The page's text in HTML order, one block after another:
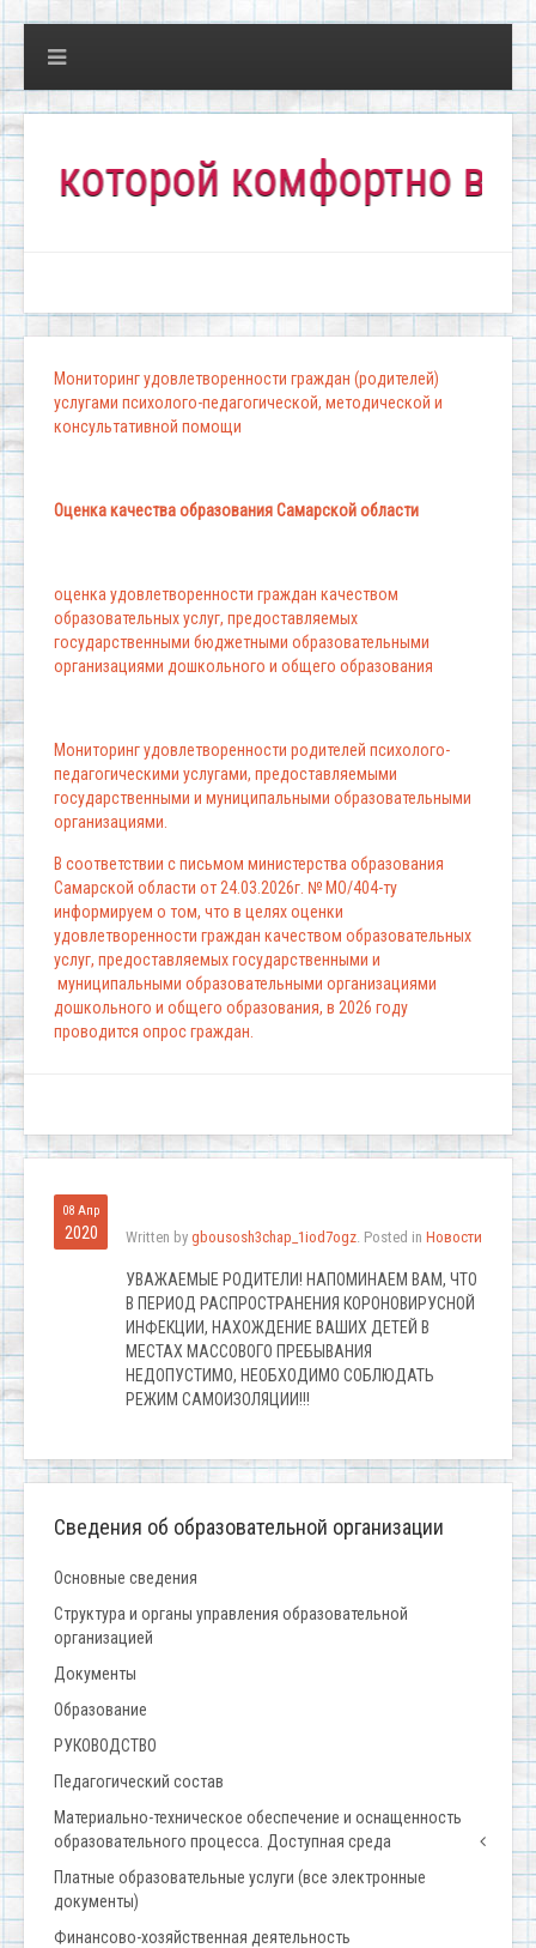
комфортно всем!"
Мониторинг удовлетворенности граждан (родителей)
услугами психолого-педагогической, методической и
консультативной помощи
Оценка качества образования Самарской области
оценка удовлетворенности граждан качеством
образовательных услуг, предоставляемых
государственными бюджетными образовательными
организациями дошкольного и общего образования
Мониторинг удовлетворенности родителей психолого-
педагогическими услугами, предоставляемыми
государственными и муниципальными образовательными
организациями.
В соответствии с письмом министерства образования
Самарской области от 24.03.2026г. № МО/404-ту
информируем о том, что в целях оценки
удовлетворенности граждан качеством образовательных
услуг, предоставляемых государственными и
муниципальными образовательными организациями
дошкольного и общего образования, в 2026 году
проводится опрос граждан.
08 Апр
2020 Written by gbousosh3chap_1iod7ogz. Posted in Новости
УВАЖАЕМЫЕ РОДИТЕЛИ! НАПОМИНАЕМ ВАМ, ЧТО
В ПЕРИОД РАСПРОСТРАНЕНИЯ КОРОНОВИРУСНОЙ
ИНФЕКЦИИ, НАХОЖДЕНИЕ ВАШИХ ДЕТЕЙ В
МЕСТАХ МАССОВОГО ПРЕБЫВАНИЯ
НЕДОПУСТИМО, НЕОБХОДИМО СОБЛЮДАТЬ
РЕЖИМ САМОИЗОЛЯЦИИ!!!
Сведения об образовательной организации
Основные сведения
Структура и органы управления образовательной
организацией
Документы
Образование
РУКОВОДСТВО
Педагогический состав
Материально-техническое обеспечение и оснащенность
образовательного процесса. Доступная среда
Платные образовательные услуги (все электронные
документы)
Финансово-хозяйственная деятельность